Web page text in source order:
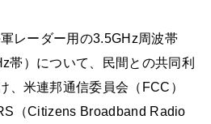
レーダー用の3.5GHz周波帯
帯）について、民間との共同利
、米連邦通信委員会（FCC）
（Citizens Broadband Radio